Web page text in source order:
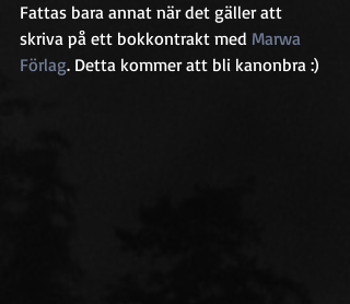
Fattas bara annat när det gäller att
skriva på ett bokkontrakt med Marwa
Förlag. Detta kommer att bli kanonbra :)